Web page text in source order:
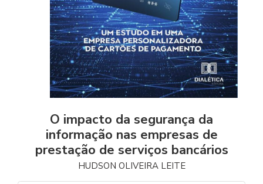
O impacto da segurança da
informação nas empresas de
prestação de serviços bancários
HUDSON OLIVEIRA LEITE